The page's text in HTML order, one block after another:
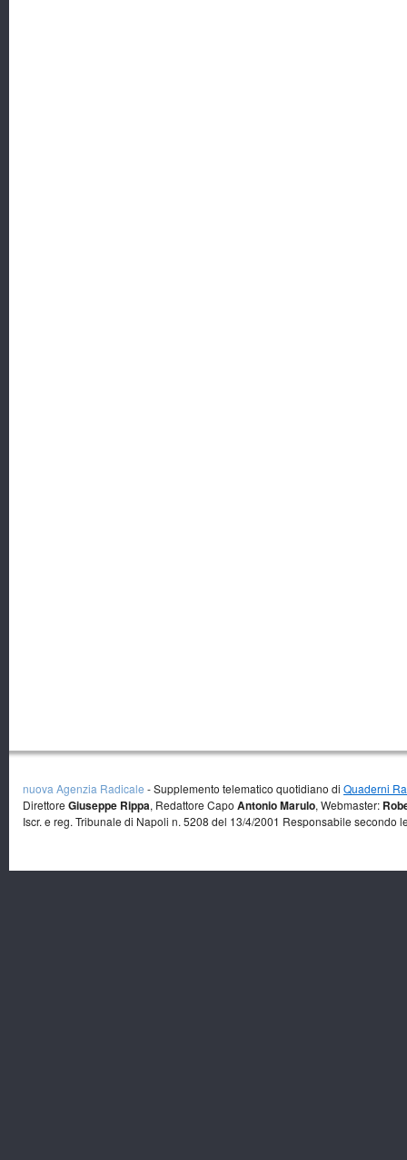
nuova Agenzia Radicale - Supplemento telematico quotidiano di Quaderni
Direttore Giuseppe Rippa, Redattore Capo Antonio Marulo, Webmaster:
Iscr. e reg. Tribunale di Napoli n. 5208 del 13/4/2001 Responsabile secondo